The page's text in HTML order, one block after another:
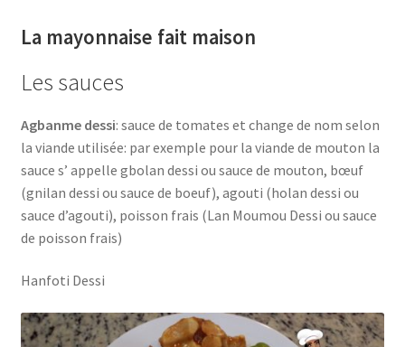
La mayonnaise fait maison
Les sauces
Agbanme dessi: sauce de tomates et change de nom selon
la viande utilisée: par exemple pour la viande de mouton la
sauce s’ appelle gbolan dessi ou sauce de mouton, bœuf
(gnilan dessi ou sauce de boeuf), agouti (holan dessi ou
sauce d’agouti), poisson frais (Lan Moumou Dessi ou sauce
de poisson frais)
Hanfoti Dessi